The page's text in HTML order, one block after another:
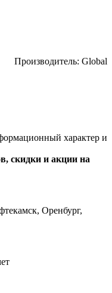
Производитель: Global
характер и
скидки и акции на
Оренбург,